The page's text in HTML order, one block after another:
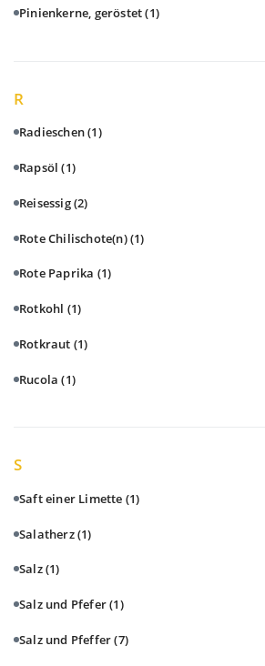
Pinienkerne, geröstet(1)
R
Radieschen(1)
Rapsöl(1)
Reisessig(2)
Rote Chilischote(n)(1)
Rote Paprika (1)
Rotkohl (1)
Rotkraut (1)
Rucola(1)
S
Saft einer Limette (1)
Salatherz(1)
Salz(1)
Salz und Pfefer(1)
Salz und Pfeffer(7)